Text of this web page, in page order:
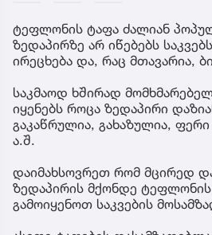
ტეფლონის ტაფა ძალიან
ზედაპირზე არ იწებებს
ირეცხება და, რაც მთავარია,
საკმაოდ ხშირად
იყენებს როცა ზედაპირი
გაკაწრულია, გახაზულია,
ა.შ.
დაიმახსოვრეთ რომ მცირედ
ზედაპირის მქონდე
გამოიყენოთ საკვების